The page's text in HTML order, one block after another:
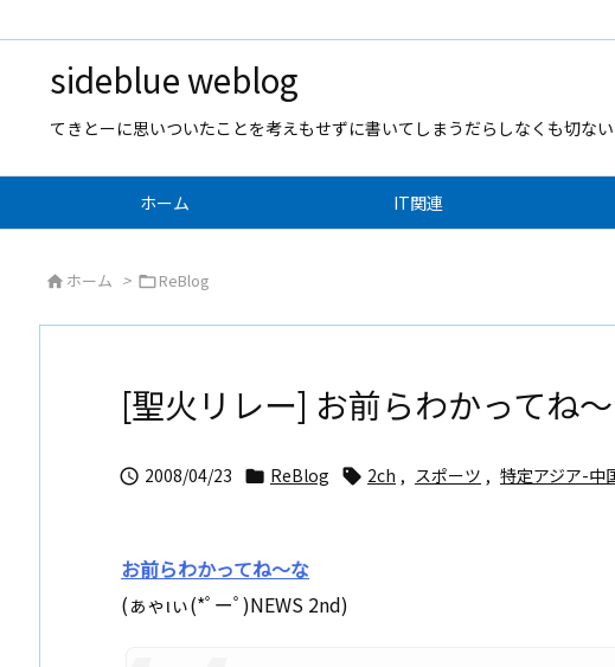
sideblue weblog
てきとーに思いついたことを考えもせずに書いてしまうだらしなくも切な
ホーム IT関連
 ホーム > ReBlog
[聖火リレー] お前らわかってね
 2008/04/23  ReBlog  2ch , スポーツ , 特定アジア-中
お前らわかってね～な
(ぁゃιぃ(*ﾟーﾟ)NEWS 2nd)